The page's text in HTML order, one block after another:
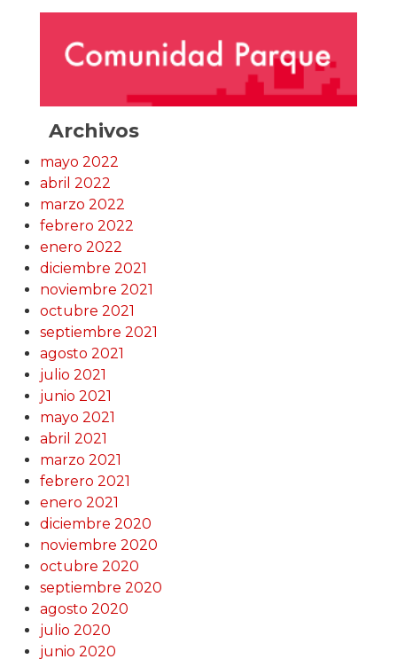
Archivos
mayo 2022
abril 2022
marzo 2022
febrero 2022
enero 2022
diciembre 2021
noviembre 2021
octubre 2021
septiembre 2021
agosto 2021
julio 2021
junio 2021
mayo 2021
abril 2021
marzo 2021
febrero 2021
enero 2021
diciembre 2020
noviembre 2020
octubre 2020
septiembre 2020
agosto 2020
julio 2020
junio 2020